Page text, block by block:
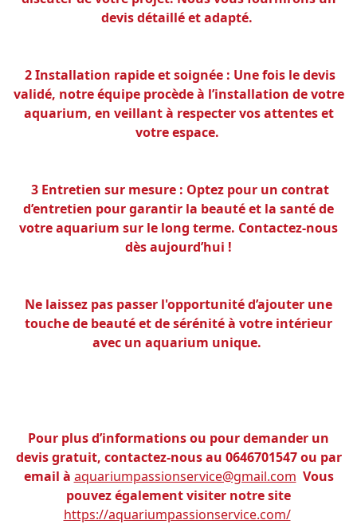
devis détaillé et adapté.
2 Installation rapide et soignée : Une fois le devis
validé, notre équipe procède à l’installation de votre
aquarium, en veillant à respecter vos attentes et
votre espace.
3 Entretien sur mesure : Optez pour un contrat
d’entretien pour garantir la beauté et la santé de
votre aquarium sur le long terme. Contactez-nous
dès aujourd’hui !
Ne laissez pas passer l'opportunité d’ajouter une
touche de beauté et de sérénité à votre intérieur
avec un aquarium unique.
Pour plus d’informations ou pour demander un
devis gratuit, contactez-nous au 0646701547 ou par
email à aquariumpassionservice@gmail.com Vous
pouvez également visiter notre site
https://aquariumpassionservice.com/